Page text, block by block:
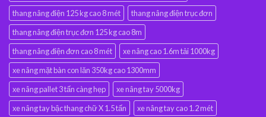
thang nâng điện 125 kg cao 8 mét
thang nâng điện trục đơn
thang nâng điện trục đơn 125 kg cao 8m
thang nâng điện đơn cao 8 mét
xe nâng cao 1.6m tải 1000kg
xe nâng mặt bàn con lăn 350kg cao 1300mm
xe nâng pallet 3 tấn càng hẹp
xe nâng tay 5000kg
xe nâng tay bậc thang chữ X 1.5 tấn
xe nâng tay cao 1.2 mét